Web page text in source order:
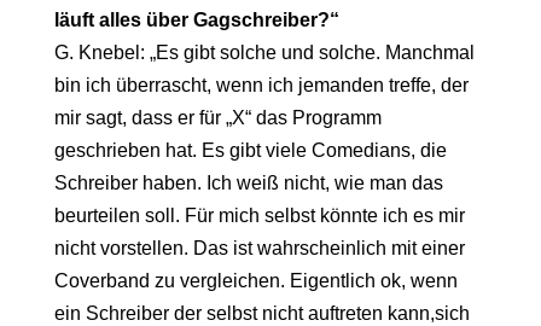
läuft alles über Gagschreiber?“
G. Knebel: „Es gibt solche und solche. Manchmal
bin ich überrascht, wenn ich jemanden treffe, der
mir sagt, dass er für „X“ das Programm
geschrieben hat. Es gibt viele Comedians, die
Schreiber haben. Ich weiß nicht, wie man das
beurteilen soll. Für mich selbst könnte ich es mir
nicht vorstellen. Das ist wahrscheinlich mit einer
Coverband zu vergleichen. Eigentlich ok, wenn
ein Schreiber der selbst nicht auftreten kann,sich